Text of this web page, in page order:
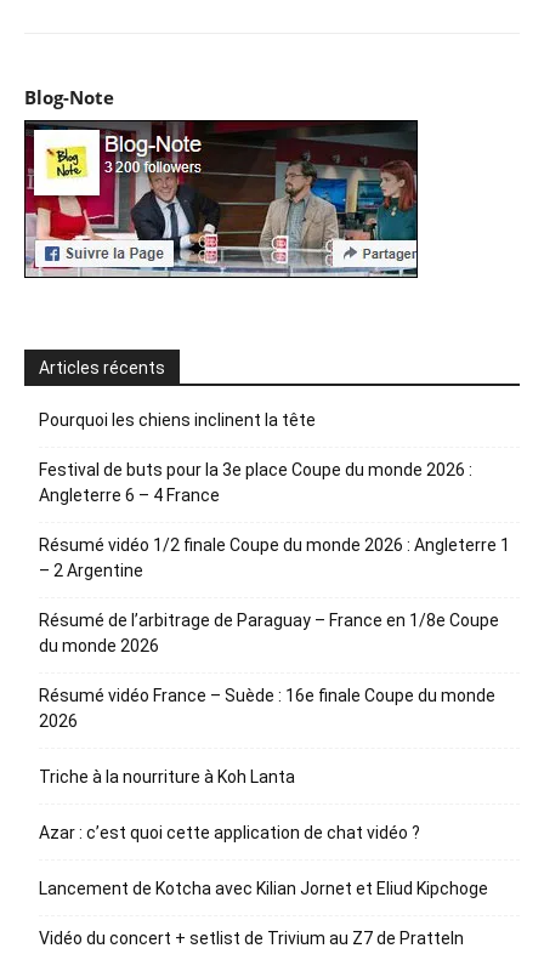
Blog-Note
Articles récents
Pourquoi les chiens inclinent la tête
Festival de buts pour la 3e place Coupe du monde 2026 :
Angleterre 6 – 4 France
Résumé vidéo 1/2 finale Coupe du monde 2026 : Angleterre 1
– 2 Argentine
Résumé de l’arbitrage de Paraguay – France en 1/8e Coupe
du monde 2026
Résumé vidéo France – Suède : 16e finale Coupe du monde
2026
Triche à la nourriture à Koh Lanta
Azar : c’est quoi cette application de chat vidéo ?
Lancement de Kotcha avec Kilian Jornet et Eliud Kipchoge
Vidéo du concert + setlist de Trivium au Z7 de Pratteln